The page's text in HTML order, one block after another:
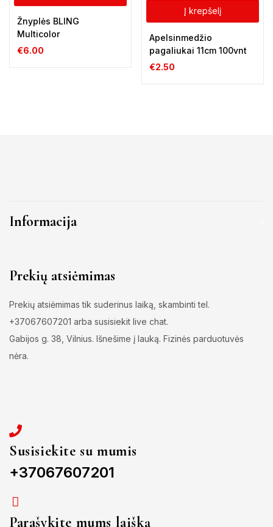
Žnyplės BLING
Multicolor
€6.00
Į krepšelį
Apelsinmedžio
pagaliukai 11cm 100vnt
€2.50
Informacija
Prekių atsiėmimas
Prekių atsiėmimas tik suderinus laiką, skambinti tel.
+37067607201 arba susisiekit live chat.
Gabijos g. 38, Vilnius. Išnešime į lauką. Fizinės parduotuvės
nėra.
Susisiekite su mumis
+37067607201
Parašykite mums laišką